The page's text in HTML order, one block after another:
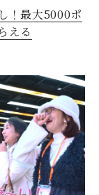
！最大5000ポ
える